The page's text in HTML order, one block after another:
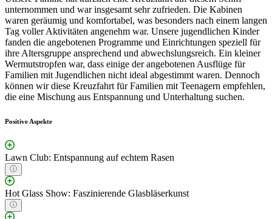
unternommen und war insgesamt sehr zufrieden. Die Kabinen
waren geräumig und komfortabel, was besonders nach einem langen
Tag voller Aktivitäten angenehm war. Unsere jugendlichen Kinder
fanden die angebotenen Programme und Einrichtungen speziell für
ihre Altersgruppe ansprechend und abwechslungsreich. Ein kleiner
Wermutstropfen war, dass einige der angebotenen Ausflüge für
Familien mit Jugendlichen nicht ideal abgestimmt waren. Dennoch
können wir diese Kreuzfahrt für Familien mit Teenagern empfehlen,
die eine Mischung aus Entspannung und Unterhaltung suchen.
Positive Aspekte
Lawn Club: Entspannung auf echtem Rasen
Hot Glass Show: Faszinierende Glasbläserkunst